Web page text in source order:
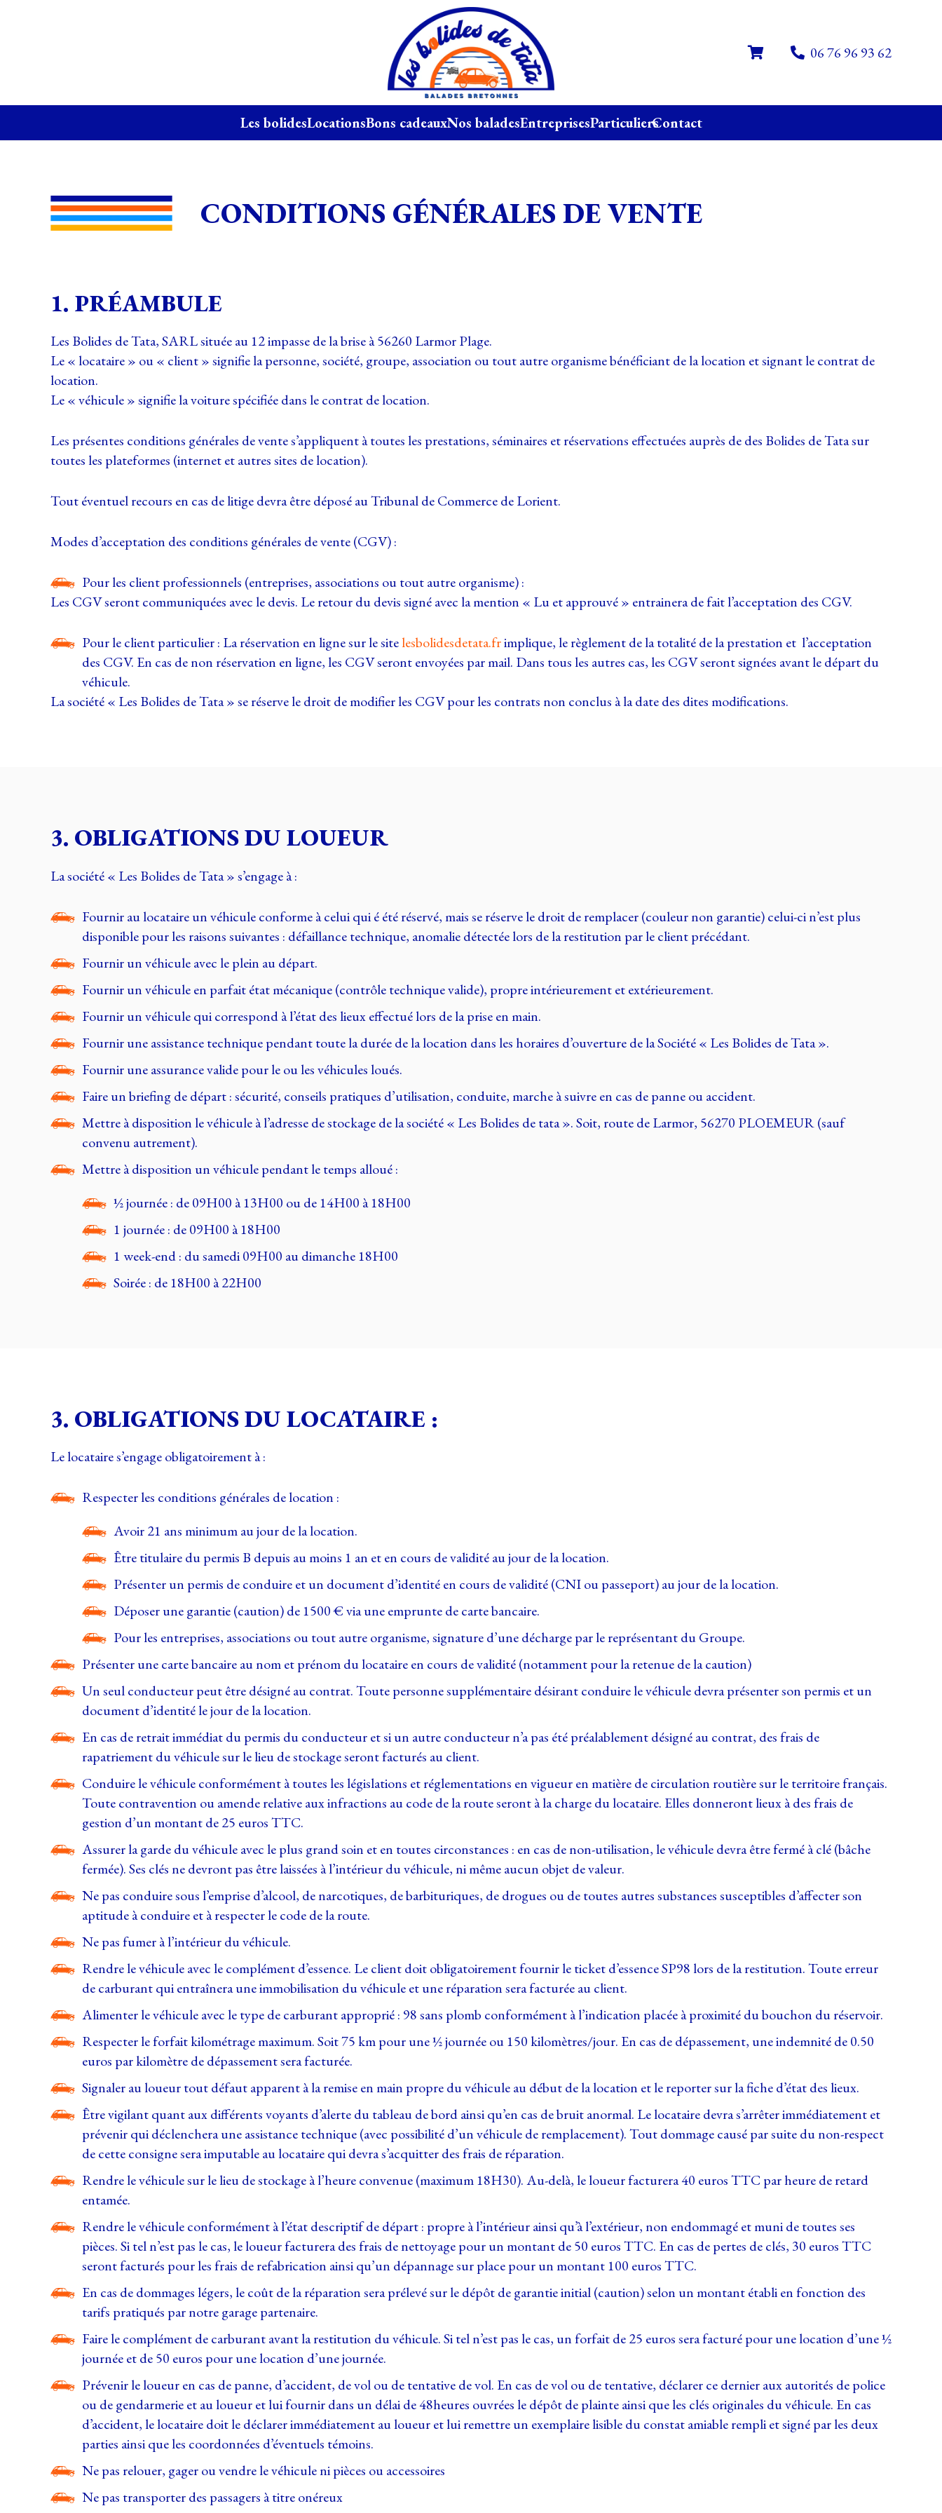
06 76 96 93 62
Les bolidesLocationsBons cadeauxNos baladesEntreprisesParticuliersContact
CONDITIONS GÉNÉRALES DE VENTE
1. PRÉAMBULE
Les Bolides de Tata, SARL située au 12 impasse de la brise à 56260 Larmor Plage.
Le « locataire » ou « client » signifie la personne, société, groupe, association ou tout autre organisme bénéficiant de la location et signant le contrat de
location.
Le « véhicule » signifie la voiture spécifiée dans le contrat de location.
Les présentes conditions générales de vente s’appliquent à toutes les prestations, séminaires et réservations effectuées auprès de des Bolides de Tata sur
toutes les plateformes (internet et autres sites de location).
Tout éventuel recours en cas de litige devra être déposé au Tribunal de Commerce de Lorient.
Modes d’acceptation des conditions générales de vente (CGV) :
Pour les client professionnels (entreprises, associations ou tout autre organisme) :
Les CGV seront communiquées avec le devis. Le retour du devis signé avec la mention « Lu et approuvé » entrainera de fait l’acceptation des CGV.
Pour le client particulier : La réservation en ligne sur le sitelesbolidesdetata.frimplique, le règlement de la totalité de la prestation et l’acceptation
des CGV. En cas de non réservation en ligne, les CGV seront envoyées par mail. Dans tous les autres cas, les CGV seront signées avant le départ du
véhicule.
La société « Les Bolides de Tata » se réserve le droit de modifier les CGV pour les contrats non conclus à la date des dites modifications.
3. OBLIGATIONS DU LOUEUR
La société « Les Bolides de Tata » s’engage à :
Fournir au locataire un véhicule conforme à celui qui é été réservé, mais se réserve le droit de remplacer (couleur non garantie) celui-ci n’est plus
disponible pour les raisons suivantes : défaillance technique, anomalie détectée lors de la restitution par le client précédant.
Fournir un véhicule avec le plein au départ.
Fournir un véhicule en parfait état mécanique (contrôle technique valide), propre intérieurement et extérieurement.
Fournir un véhicule qui correspond à l’état des lieux effectué lors de la prise en main.
Fournir une assistance technique pendant toute la durée de la location dans les horaires d’ouverture de la Société « Les Bolides de Tata ».
Fournir une assurance valide pour le ou les véhicules loués.
Faire un briefing de départ : sécurité, conseils pratiques d’utilisation, conduite, marche à suivre en cas de panne ou accident.
Mettre à disposition le véhicule à l’adresse de stockage de la société « Les Bolides de tata ». Soit, route de Larmor, 56270 PLOEMEUR (sauf
convenu autrement).
Mettre à disposition un véhicule pendant le temps alloué :
½ journée : de 09H00 à 13H00 ou de 14H00 à 18H00
1 journée : de 09H00 à 18H00
1 week-end : du samedi 09H00 au dimanche 18H00
Soirée : de 18H00 à 22H00
3. OBLIGATIONS DU LOCATAIRE :
Le locataire s’engage obligatoirement à :
Respecter les conditions générales de location :
Avoir 21 ans minimum au jour de la location.
Être titulaire du permis B depuis au moins 1 an et en cours de validité au jour de la location.
Présenter un permis de conduire et un document d’identité en cours de validité (CNI ou passeport) au jour de la location.
Déposer une garantie (caution) de 1500 € via une emprunte de carte bancaire.
Pour les entreprises, associations ou tout autre organisme, signature d’une décharge par le représentant du Groupe.
Présenter une carte bancaire au nom et prénom du locataire en cours de validité (notamment pour la retenue de la caution)
Un seul conducteur peut être désigné au contrat. Toute personne supplémentaire désirant conduire le véhicule devra présenter son permis et un
document d’identité le jour de la location.
En cas de retrait immédiat du permis du conducteur et si un autre conducteur n’a pas été préalablement désigné au contrat, des frais de
rapatriement du véhicule sur le lieu de stockage seront facturés au client.
Conduire le véhicule conformément à toutes les législations et réglementations en vigueur en matière de circulation routière sur le territoire français.
Toute contravention ou amende relative aux infractions au code de la route seront à la charge du locataire. Elles donneront lieux à des frais de
gestion d’un montant de 25 euros TTC.
Assurer la garde du véhicule avec le plus grand soin et en toutes circonstances : en cas de non-utilisation, le véhicule devra être fermé à clé (bâche
fermée). Ses clés ne devront pas être laissées à l’intérieur du véhicule, ni même aucun objet de valeur.
Ne pas conduire sous l’emprise d’alcool, de narcotiques, de barbituriques, de drogues ou de toutes autres substances susceptibles d’affecter son
aptitude à conduire et à respecter le code de la route.
Ne pas fumer à l’intérieur du véhicule.
Rendre le véhicule avec le complément d’essence. Le client doit obligatoirement fournir le ticket d’essence SP98 lors de la restitution. Toute erreur
de carburant qui entraînera une immobilisation du véhicule et une réparation sera facturée au client.
Alimenter le véhicule avec le type de carburant approprié : 98 sans plomb conformément à l’indication placée à proximité du bouchon du réservoir.
Respecter le forfait kilométrage maximum. Soit 75 km pour une ½ journée ou 150 kilomètres/jour. En cas de dépassement, une indemnité de 0.50
euros par kilomètre de dépassement sera facturée.
Signaler au loueur tout défaut apparent à la remise en main propre du véhicule au début de la location et le reporter sur la fiche d’état des lieux.
Être vigilant quant aux différents voyants d’alerte du tableau de bord ainsi qu’en cas de bruit anormal. Le locataire devra s’arrêter immédiatement et
prévenir qui déclenchera une assistance technique (avec possibilité d’un véhicule de remplacement). Tout dommage causé par suite du non-respect
de cette consigne sera imputable au locataire qui devra s’acquitter des frais de réparation.
Rendre le véhicule sur le lieu de stockage à l’heure convenue (maximum 18H30). Au-delà, le loueur facturera 40 euros TTC par heure de retard
entamée.
Rendre le véhicule conformément à l’état descriptif de départ : propre à l’intérieur ainsi qu’à l’extérieur, non endommagé et muni de toutes ses
pièces. Si tel n’est pas le cas, le loueur facturera des frais de nettoyage pour un montant de 50 euros TTC. En cas de pertes de clés, 30 euros TTC
seront facturés pour les frais de refabrication ainsi qu’un dépannage sur place pour un montant 100 euros TTC.
En cas de dommages légers, le coût de la réparation sera prélevé sur le dépôt de garantie initial (caution) selon un montant établi en fonction des
tarifs pratiqués par notre garage partenaire.
Faire le complément de carburant avant la restitution du véhicule. Si tel n’est pas le cas, un forfait de 25 euros sera facturé pour une location d’une ½
journée et de 50 euros pour une location d’une journée.
Prévenir le loueur en cas de panne, d’accident, de vol ou de tentative de vol. En cas de vol ou de tentative, déclarer ce dernier aux autorités de police
ou de gendarmerie et au loueur et lui fournir dans un délai de 48heures ouvrées le dépôt de plainte ainsi que les clés originales du véhicule. En cas
d’accident, le locataire doit le déclarer immédiatement au loueur et lui remettre un exemplaire lisible du constat amiable rempli et signé par les deux
parties ainsi que les coordonnées d’éventuels témoins.
Ne pas relouer, gager ou vendre le véhicule ni pièces ou accessoires
Ne pas transporter des passagers à titre onéreux